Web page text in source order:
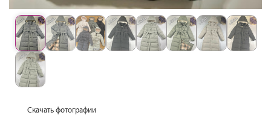
Скачать фотографии